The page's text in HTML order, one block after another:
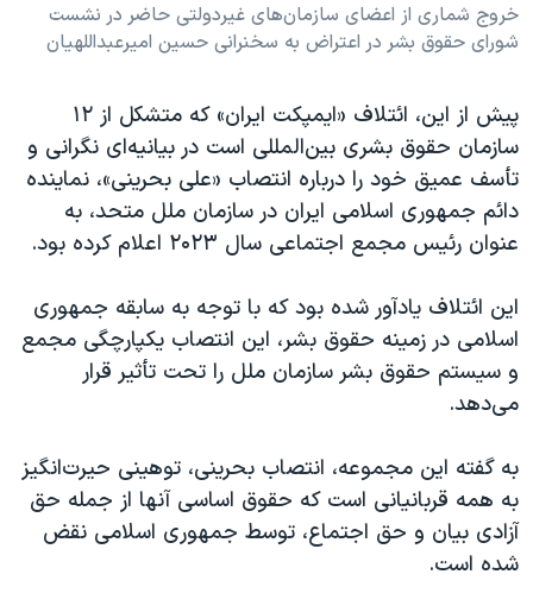
خروج شماری از اعضای سازمان‌های غیردولتی حاضر در نشست
شورای حقوق بشر در اعتراض به سخنرانی حسین امیرعبداللهیان
پیش از این، ائتلاف «ایمپکت ایران» که متشکل از ۱۲
سازمان حقوق بشری بین‌المللی است در بیانیه‌ای نگرانی و
تأسف عمیق خود را درباره انتصاب «علی بحرینی»، نماینده
دائم جمهوری اسلامی ایران در سازمان ملل متحد، به
عنوان رئیس مجمع اجتماعی سال ۲۰۲۳ اعلام کرده بود.
این ائتلاف یادآور شده‌ بود که با توجه به سابقه جمهوری
اسلامی در زمینه حقوق بشر، این انتصاب یکپارچگی مجمع
و سیستم حقوق بشر سازمان ملل را تحت تأثیر قرار
می‌دهد.
به گفته این مجموعه، انتصاب بحرینی، توهینی حیرت‌انگیز
به همه قربانیانی است که حقوق اساسی‌ آنها از جمله حق
آزادی بیان و حق اجتماع، توسط جمهوری اسلامی نقض
شده‌ است.